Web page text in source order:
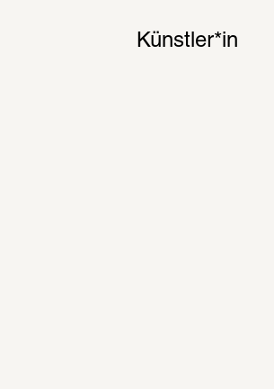
Künstler*in